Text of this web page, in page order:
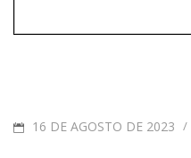
16 DE AGOSTO DE 2023 /